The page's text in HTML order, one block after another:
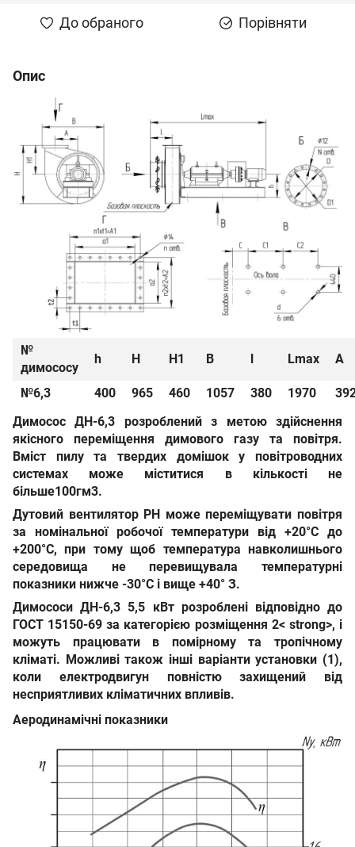
До обраного Порівняти
Опис
№
димососу
h H H1 B l Lmax A
№6,3 400 965 460 1057 380 1970
Димосос ДН-6,3 розроблений з метою здійснення
якісного переміщення димового газу та повітря.
Вміст пилу та твердих домішок у повітроводних
системах може міститися в кількості не
більше100гм3.
Дутовий вентилятор РН може переміщувати повітря
за номінальної робочої температури від +20°С до
+200°С, при тому щоб температура навколишнього
середовища не перевищувала температурні
показники нижче -30°С і вище +40° З.
Димососи ДН-6,3 5,5 кВт розроблені відповідно до
ГОСТ 15150-69 за категорією розміщення 2< strong>, і
можуть працювати в помірному та тропічному
кліматі. Можливі також інші варіанти установки (1),
коли електродвигун повністю захищений від
несприятливих кліматичних впливів.
Аеродинамічні показники